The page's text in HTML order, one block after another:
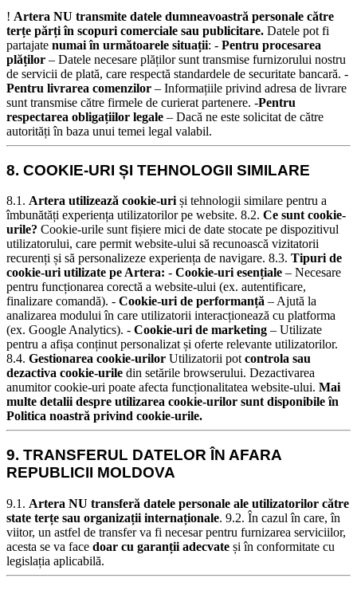
! Artera NU transmite datele dumneavoastră personale către
terțe părți în scopuri comerciale sau publicitare. Datele pot fi
partajate numai în următoarele situații: - Pentru procesarea
plăților – Datele necesare plăților sunt transmise furnizorului nostru
de servicii de plată, care respectă standardele de securitate bancară. -
Pentru livrarea comenzilor – Informațiile privind adresa de livrare
sunt transmise către firmele de curierat partenere. -Pentru
respectarea obligațiilor legale – Dacă ne este solicitat de către
autorități în baza unui temei legal valabil.
8. COOKIE-URI ȘI TEHNOLOGII SIMILARE
8.1. Artera utilizează cookie-uri și tehnologii similare pentru a
îmbunătăți experiența utilizatorilor pe website. 8.2. Ce sunt cookie-
urile? Cookie-urile sunt fișiere mici de date stocate pe dispozitivul
utilizatorului, care permit website-ului să recunoască vizitatorii
recurenți și să personalizeze experiența de navigare. 8.3. Tipuri de
cookie-uri utilizate pe Artera: - Cookie-uri esențiale – Necesare
pentru funcționarea corectă a website-ului (ex. autentificare,
finalizare comandă). - Cookie-uri de performanță – Ajută la
analizarea modului în care utilizatorii interacționează cu platforma
(ex. Google Analytics). - Cookie-uri de marketing – Utilizate
pentru a afișa conținut personalizat și oferte relevante utilizatorilor.
8.4. Gestionarea cookie-urilor Utilizatorii pot controla sau
dezactiva cookie-urile din setările browserului. Dezactivarea
anumitor cookie-uri poate afecta funcționalitatea website-ului. Mai
multe detalii despre utilizarea cookie-urilor sunt disponibile în
Politica noastră privind cookie-urile.
9. TRANSFERUL DATELOR ÎN AFARA
REPUBLICII MOLDOVA
9.1. Artera NU transferă datele personale ale utilizatorilor către
state terțe sau organizații internaționale. 9.2. În cazul în care, în
viitor, un astfel de transfer va fi necesar pentru furnizarea serviciilor,
acesta se va face doar cu garanții adecvate și în conformitate cu
legislația aplicabilă.